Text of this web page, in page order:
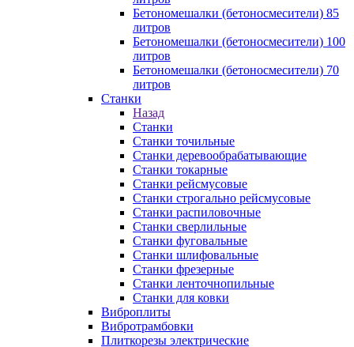
Бетономешалки (бетоносмесители) 85
литров
Бетономешалки (бетоносмесители) 100
литров
Бетономешалки (бетоносмесители) 70
литров
Станки
Назад
Станки
Станки точильные
Станки деревообрабатывающие
Станки токарные
Станки рейсмусовые
Станки строгально рейсмусовые
Станки распиловочные
Станки сверлильные
Станки фуговальные
Станки шлифовальные
Станки фрезерные
Станки ленточнопильные
Станки для ковки
Виброплиты
Вибротрамбовки
Плиткорезы электрические